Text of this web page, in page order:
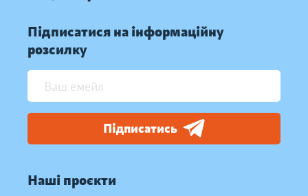
Підписатися на інформаційну
розсилку
Підписатись
Наші проєкти